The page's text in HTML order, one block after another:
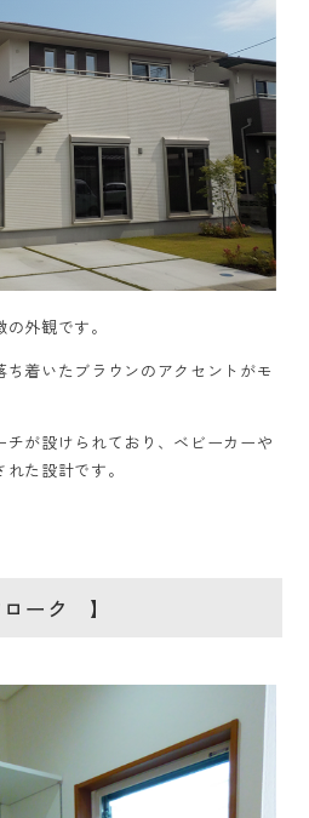
外観です。
着いたブラウンのアクセントがモ
チが設けられており、ベビーカーや
た設計です。
ーク 】